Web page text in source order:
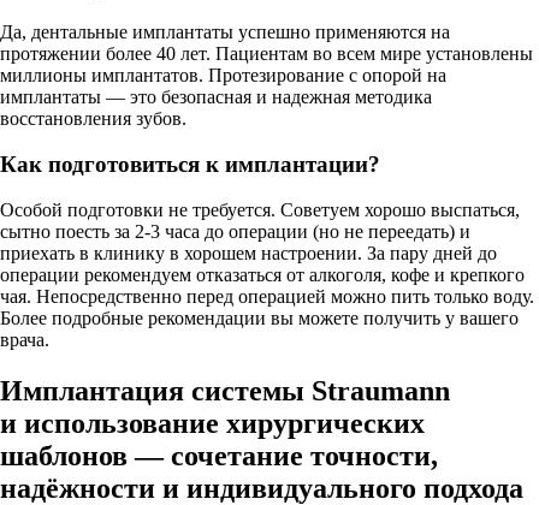
Да, дентальные имплантаты успешно применяются на
протяжении более 40 лет. Пациентам во всем мире установлены
миллионы имплантатов. Протезирование с опорой на
имплантаты — это безопасная и надежная методика
восстановления зубов.
Как подготовиться к имплантации?
Особой подготовки не требуется. Советуем хорошо выспаться,
сытно поесть за 2-3 часа до операции (но не переедать) и
приехать в клинику в хорошем настроении. За пару дней до
операции рекомендуем отказаться от алкоголя, кофе и крепкого
чая. Непосредственно перед операцией можно пить только воду.
Более подробные рекомендации вы можете получить у вашего
врача.
Имплантация системы Straumann
и использование хирургических
шаблонов —сочетание точности,
надёжности и индивидуального подхода